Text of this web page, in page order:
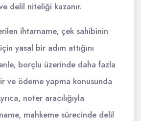
delil niteliği kazanır.
ihtarname, çek sahibinin
yasal bir adım attığını
borçlu üzerinde daha fazla
ve ödeme yapma konusunda
noter aracılığıyla
mahkeme sürecinde delil